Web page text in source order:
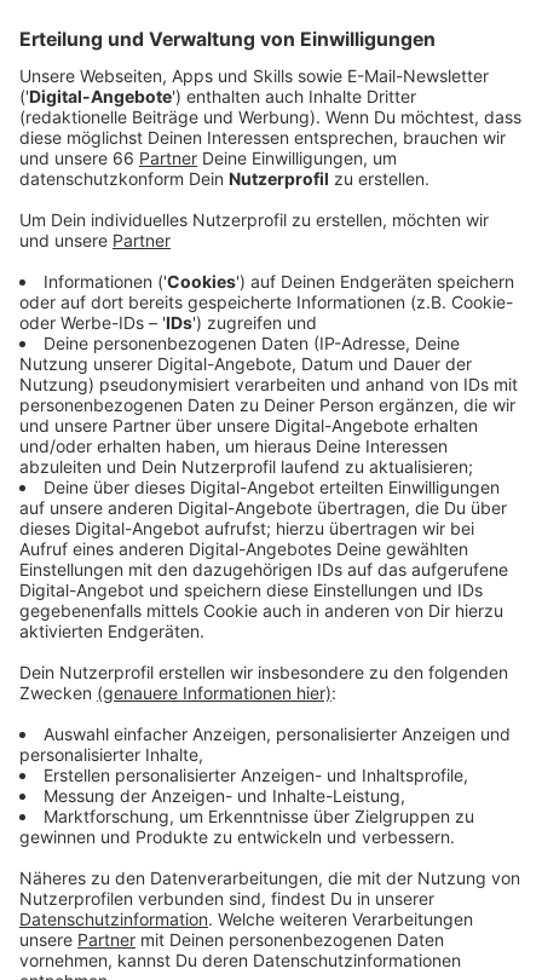
Veröffentlicht: Mittwoch, 30.10.2024 05:18
Anzeige
Einzigartige Musik-Acts und
Gemeinschaftsgefühl
Anzeige
Zum ersten Mal findet das Festival kompakt an einem
Ort statt: in derRheinterassekönnen für das New Fall
Festival drei Bühnen genutzt werden. Das fördert den
Austausch der Musikfans untereinander und ein
Gemeinschaftsgefühl, sagte uns Organisator Hamed
Shahi. Etwa 7.000 Besucherinnen und Besucher werden
zu dem Musikfestival erwartet.
Anzeige
Freier Eintritt und Kreativ-Markt
Am 1. November 2024 gibt es auch eine Panel
Diskussion und Musik-Sessions bei freiem Eintritt. Am
veranstaltet, mit Kreativ-Markt und sechs Konzerten,
die man mit einem Ticket besuchen kann.
Anzeige